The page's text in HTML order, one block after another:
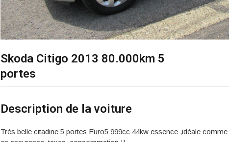
Skoda Citigo 2013 80.000km 5
portes
Description de la voiture
Très belle citadine 5 portes Euro5 999cc 44kw essence ,idéale